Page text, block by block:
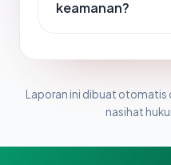
keamanan?
Laporan ini dibuat otomatis
nasihat